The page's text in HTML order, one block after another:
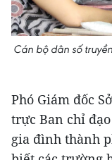
Cán bộ dân số
Phó Giám đốc
trực Ban chỉ
gia đình thành